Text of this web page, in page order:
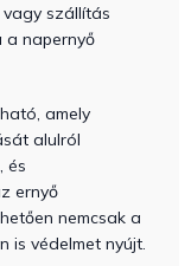
szállítás
a napernyő
amely
alulról
, és
ernyő
nemcsak a
is védelmet nyújt.